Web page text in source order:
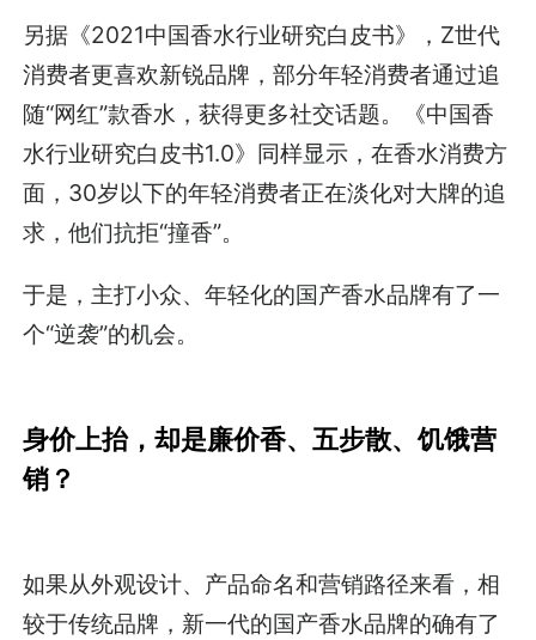
另据《2021中国香水行业研究白皮书》，Z世代
消费者更喜欢新锐品牌，部分年轻消费者通过追
随“网红”款香水，获得更多社交话题。《中国香
水行业研究白皮书1.0》同样显示，在香水消费方
面，30岁以下的年轻消费者正在淡化对大牌的追
求，他们抗拒“撞香”。
于是，主打小众、年轻化的国产香水品牌有了一
个“逆袭”的机会。
身价上抬，却是廉价香、五步散、饥饿营
销？
如果从外观设计、产品命名和营销路径来看，相
较于传统品牌，新一代的国产香水品牌的确有了